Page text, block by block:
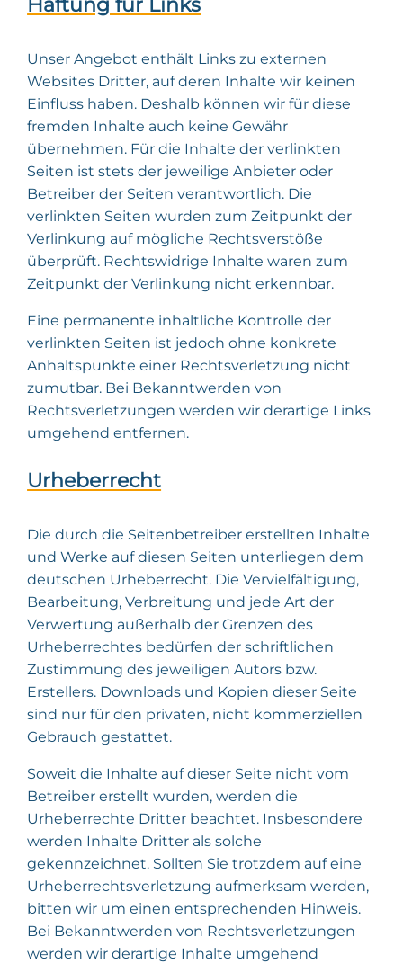
Unser Angebot enthält Links zu externen
Websites Dritter, auf deren Inhalte wir keinen
Einfluss haben. Deshalb können wir für diese
fremden Inhalte auch keine Gewähr
übernehmen. Für die Inhalte der verlinkten
Seiten ist stets der jeweilige Anbieter oder
Betreiber der Seiten verantwortlich. Die
verlinkten Seiten wurden zum Zeitpunkt der
Verlinkung auf mögliche Rechtsverstöße
überprüft. Rechtswidrige Inhalte waren zum
Zeitpunkt der Verlinkung nicht erkennbar.
Eine permanente inhaltliche Kontrolle der
verlinkten Seiten ist jedoch ohne konkrete
Anhaltspunkte einer Rechtsverletzung nicht
zumutbar. Bei Bekanntwerden von
Rechtsverletzungen werden wir derartige Links
umgehend entfernen.
Urheberrecht
Die durch die Seitenbetreiber erstellten Inhalte
und Werke auf diesen Seiten unterliegen dem
deutschen Urheberrecht. Die Vervielfältigung,
Bearbeitung, Verbreitung und jede Art der
Verwertung außerhalb der Grenzen des
Urheberrechtes bedürfen der schriftlichen
Zustimmung des jeweiligen Autors bzw.
Erstellers. Downloads und Kopien dieser Seite
sind nur für den privaten, nicht kommerziellen
Gebrauch gestattet.
Soweit die Inhalte auf dieser Seite nicht vom
Betreiber erstellt wurden, werden die
Urheberrechte Dritter beachtet. Insbesondere
werden Inhalte Dritter als solche
gekennzeichnet. Sollten Sie trotzdem auf eine
Urheberrechtsverletzung aufmerksam werden,
bitten wir um einen entsprechenden Hinweis.
Bei Bekanntwerden von Rechtsverletzungen
werden wir derartige Inhalte umgehend